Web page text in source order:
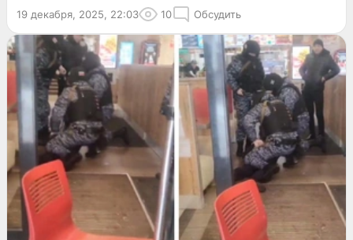
19 декабря, 2025, 22:03 10 Обсудить